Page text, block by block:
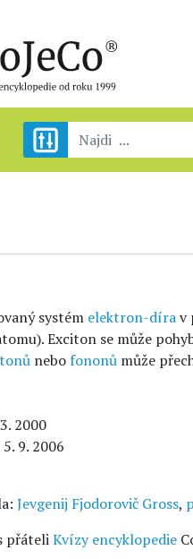
systém elektron-dírav
Exciton se může
nebo fononů může
2000
9. 2006
Jevgenij Fjodorovič Gross,
přáteliKvízy encyklopedie